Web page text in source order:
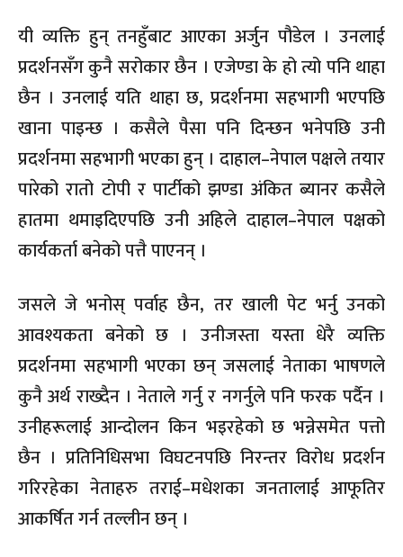
यी व्यक्ति हुन् तनहुँबाट आएका अर्जुन पौडेल । उनलाई
प्रदर्शनसँग कुनै सरोकार छैन । एजेण्डा के हो त्यो पनि थाहा
छैन । उनलाई यति थाहा छ, प्रदर्शनमा सहभागी भएपछि
खाना पाइन्छ । कसैले पैसा पनि दिन्छन भनेपछि उनी
प्रदर्शनमा सहभागी भएका हुन् । दाहाल–नेपाल पक्षले तयार
पारेको रातो टोपी र पार्टीको झण्डा अंकित ब्यानर कसैले
हातमा थमाइदिएपछि उनी अहिले दाहाल–नेपाल पक्षको
कार्यकर्ता बनेको पत्तै पाएनन् ।
जसले जे भनोस् पर्वाह छैन, तर खाली पेट भर्नु उनको
आवश्यकता बनेको छ । उनीजस्ता यस्ता धेरै व्यक्ति
प्रदर्शनमा सहभागी भएका छन् जसलाई नेताका भाषणले
कुनै अर्थ राख्दैन । नेताले गर्नु र नगर्नुले पनि फरक पर्दैन ।
उनीहरूलाई आन्दोलन किन भइरहेको छ भन्नेसमेत पत्तो
छैन । प्रतिनिधिसभा विघटनपछि निरन्तर विरोध प्रदर्शन
गरिरहेका नेताहरु तराई–मधेशका जनतालाई आफूतिर
आकर्षित गर्न तल्लीन छन् ।